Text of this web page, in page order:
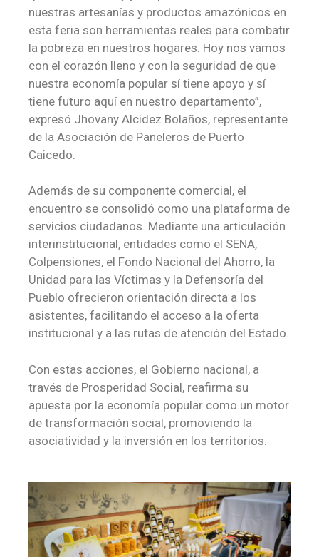
nuestras artesanías y productos amazónicos en
esta feria son herramientas reales para combatir
la pobreza en nuestros hogares. Hoy nos vamos
con el corazón lleno y con la seguridad de que
nuestra economía popular sí tiene apoyo y sí
tiene futuro aquí en nuestro departamento”,
expresó Jhovany Alcidez Bolaños, representante
de la Asociación de Paneleros de Puerto
Caicedo.
Además de su componente comercial, el
encuentro se consolidó como una plataforma de
servicios ciudadanos. Mediante una articulación
interinstitucional, entidades como el SENA,
Colpensiones, el Fondo Nacional del Ahorro, la
Unidad para las Víctimas y la Defensoría del
Pueblo ofrecieron orientación directa a los
asistentes, facilitando el acceso a la oferta
institucional y a las rutas de atención del Estado.
Con estas acciones, el Gobierno nacional, a
través de Prosperidad Social, reafirma su
apuesta por la economía popular como un motor
de transformación social, promoviendo la
asociatividad y la inversión en los territorios.